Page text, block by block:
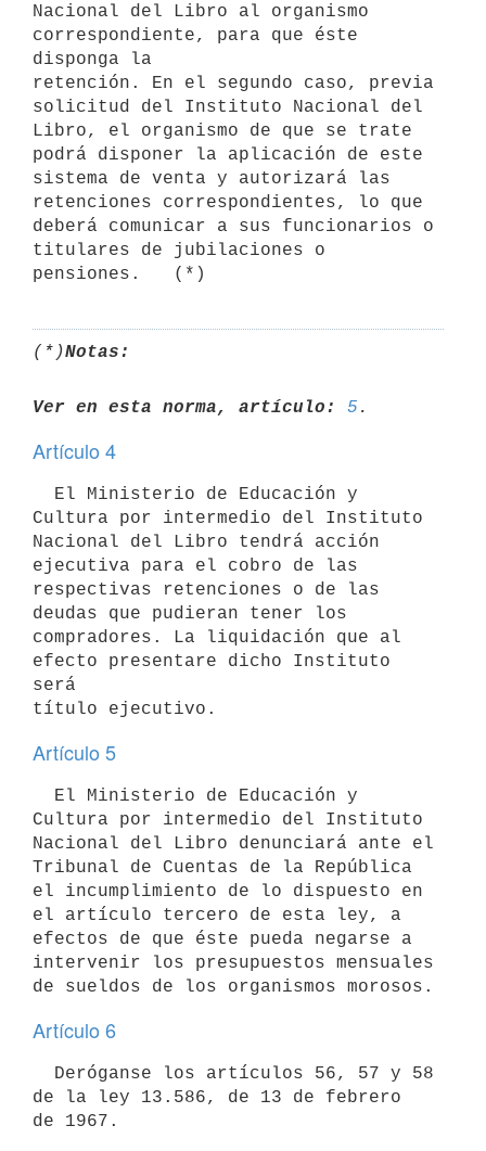
Nacional del Libro al organismo
correspondiente, para que éste
disponga la
retención. En el segundo caso, previa
solicitud del Instituto Nacional del
Libro, el organismo de que se trate
podrá disponer la aplicación de este
sistema de venta y autorizará las
retenciones correspondientes, lo que
deberá comunicar a sus funcionarios o
titulares de jubilaciones o
(*)Notas:
Ver en esta norma, artículo: 5
Artículo 4
Cultura por intermedio del Instituto
Nacional del Libro tendrá acción
ejecutiva para el cobro de las
respectivas retenciones o de las
deudas que pudieran tener los
compradores. La liquidación que al
efecto presentare dicho Instituto
será
Artículo 5
Cultura por intermedio del Instituto
Nacional del Libro denunciará ante el
Tribunal de Cuentas de la República
el incumplimiento de lo dispuesto en
el artículo tercero de esta ley, a
efectos de que éste pueda negarse a
intervenir los presupuestos mensuales
Artículo 6
de la ley 13.586, de 13 de febrero